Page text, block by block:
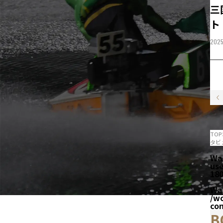
TOP
タビ
180
/